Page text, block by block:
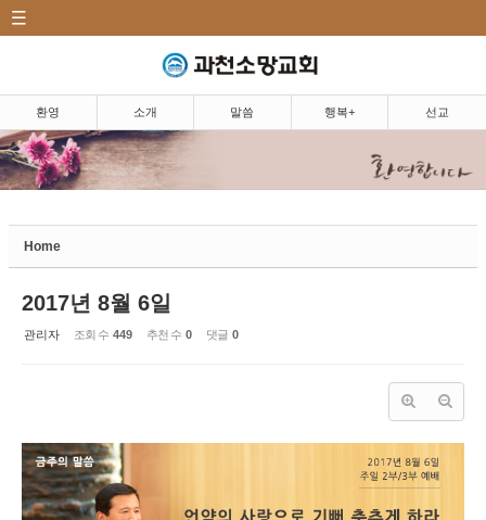
환영 소개 말씀 행복+ 선교
Home
2017년 8월 6일
관리자 조회 수 449 추천 수 0 댓글 0
소개|Introduction
말씀|Message
5분 설교
찬양
행복밥상|Happy dining
table
Sketchbook5, 스케치북5
Sketchbook5, 스케치북5